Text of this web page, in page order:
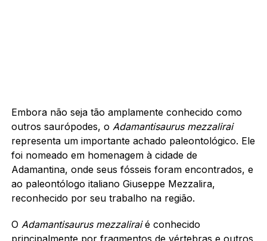
Embora não seja tão amplamente conhecido como
outros saurópodes, o Adamantisaurus mezzalirai
representa um importante achado paleontológico. Ele
foi nomeado em homenagem à cidade de
Adamantina, onde seus fósseis foram encontrados, e
ao paleontólogo italiano Giuseppe Mezzalira,
reconhecido por seu trabalho na região.
O Adamantisaurus mezzaliraié conhecido
principalmente por fragmentos de vértebras e outros